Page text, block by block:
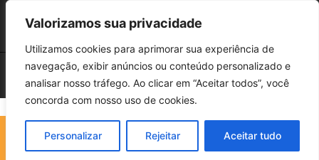
Valorizamos sua privacidade
Utilizamos cookies para aprimorar sua experiência de
navegação, exibir anúncios ou conteúdo personalizado e
analisar nosso tráfego. Ao clicar em “Aceitar todos”, você
concorda com nosso uso de cookies.
Personalizar Rejeitar Aceitar tudo